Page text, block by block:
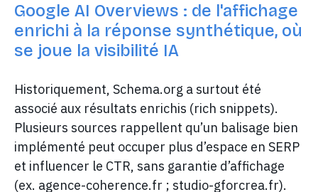
Google AI Overviews : de l'affichage
enrichi à la réponse synthétique, où
se joue la visibilité IA
Historiquement, Schema.org a surtout été
associé aux résultats enrichis (rich snippets).
Plusieurs sources rappellent qu’un balisage bien
implémenté peut occuper plus d’espace en SERP
et influencer le CTR, sans garantie d’affichage
(ex. agence-coherence.fr ; studio-gforcrea.fr).